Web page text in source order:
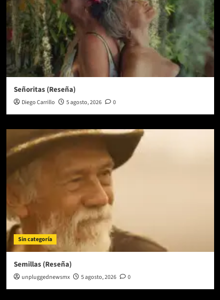
Señoritas (Reseña)
Diego Carrillo 5 agosto, 2026 0
Sin categoría
Semillas (Reseña)
unpluggednewsmx 5 agosto, 2026 0